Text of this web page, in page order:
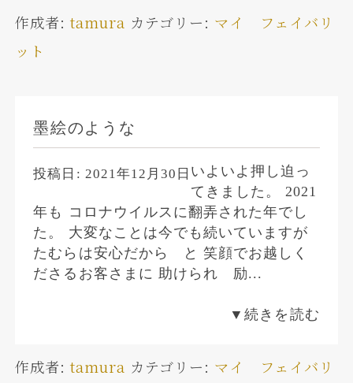
作成者: tamura カテゴリー: マイ フェイバリ
ット
墨絵のような
投稿日: 2021年12月30日 いよいよ押し迫っ
てきました。 2021
年も コロナウイルスに翻弄された年でし
た。 大変なことは今でも続いていますが
たむらは安心だから と 笑顔でお越しく
ださるお客さまに 助けられ 励...
▼続きを読む
作成者: tamura カテゴリー: マイ フェイバリ